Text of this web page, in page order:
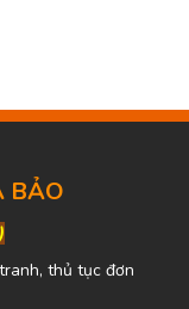
BẢO
thủ tục đơn